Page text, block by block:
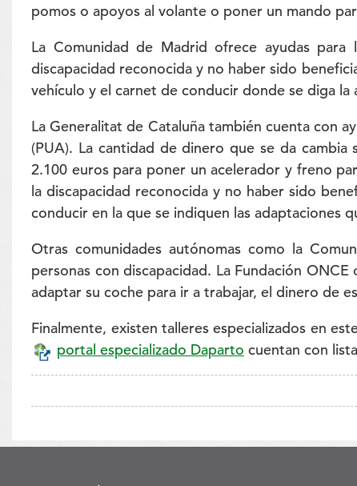
pomos o apoyos al volante o poner un mando
La Comunidad de Madrid ofrece ayudas
discapacidad reconocida y no haber sido
vehículo y el carnet de conducir donde se diga
La Generalitat de Cataluña también cuenta con
(PUA). La cantidad de dinero que se da
2.100 euros para poner un acelerador y freno
la discapacidad reconocida y no haber sido
conducir en la que se indiquen las adaptaciones
Otras comunidades autónomas como la
personas con discapacidad. La Fundación
adaptar su coche para ir a trabajar, el dinero de
Finalmente, existen talleres especializados en
portal especializado Daparto cuentan con